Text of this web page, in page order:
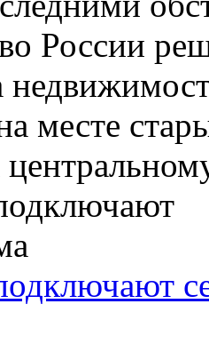
России
месте